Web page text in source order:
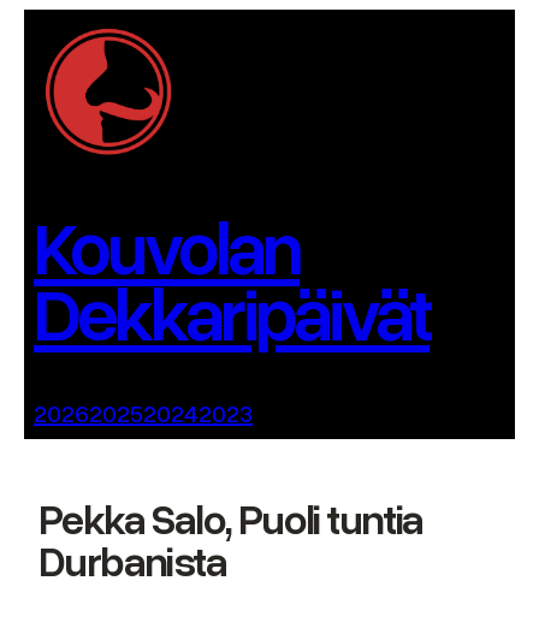
sisältöön
Kouvolan
Dekkaripäivät
2026202520242023
Pekka Salo, Puoli tuntia
Durbanista